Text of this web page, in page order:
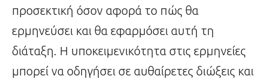
προσεκτική όσον αφορά το πώς θα
ερμηνεύσει και θα εφαρμόσει αυτή τη
διάταξη. Η υποκειμενικότητα στις ερμηνείες
μπορεί να οδηγήσει σε αυθαίρετες διώξεις και